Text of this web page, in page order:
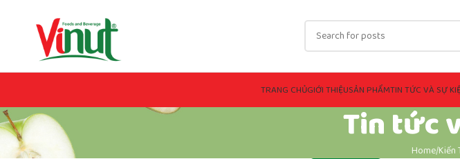
TRANG CHỦGIỚI THIỆUSẢN PHẨMTIN TỨC VÀ SỰ
Tin tức
HomeKiến